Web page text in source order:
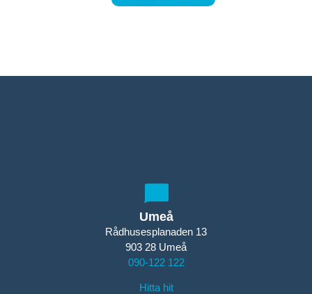
Umeå
Rådhusesplanaden 13
903 28 Umeå
090-122 122
Hitta hit